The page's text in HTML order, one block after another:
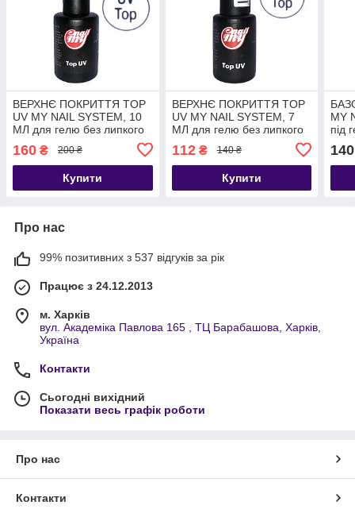
ВЕРХНЄ ПОКРИТТЯ TOP
UV MY NAIL SYSTEM, 10
МЛ для гелю без липкого
160 ₴ 200 ₴
Купити
ВЕРХНЄ ПОКРИТТЯ TOP
UV MY NAIL SYSTEM, 7
МЛ для гелю без липкого
112₴ 140 ₴
Купити
MY
під
140
Про нас
99% позитивних з 537 відгуків за рік
Працює з 24.12.2013
м. Харків
вул. Академіка Павлова 165 , ТЦ Барабашова, Харків,
Україна
Контакти
Сьогодні вихідний
Показати весь графік роботи
Про нас
Контакти